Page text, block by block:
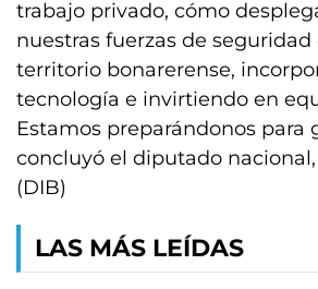
trabajo privado, cómo
nuestras fuerzas de seguridad
territorio bonarerense,
tecnología e invirtiendo en
Estamos preparándonos para
concluyó el diputado
(DIB)
LAS MÁS LEÍDAS